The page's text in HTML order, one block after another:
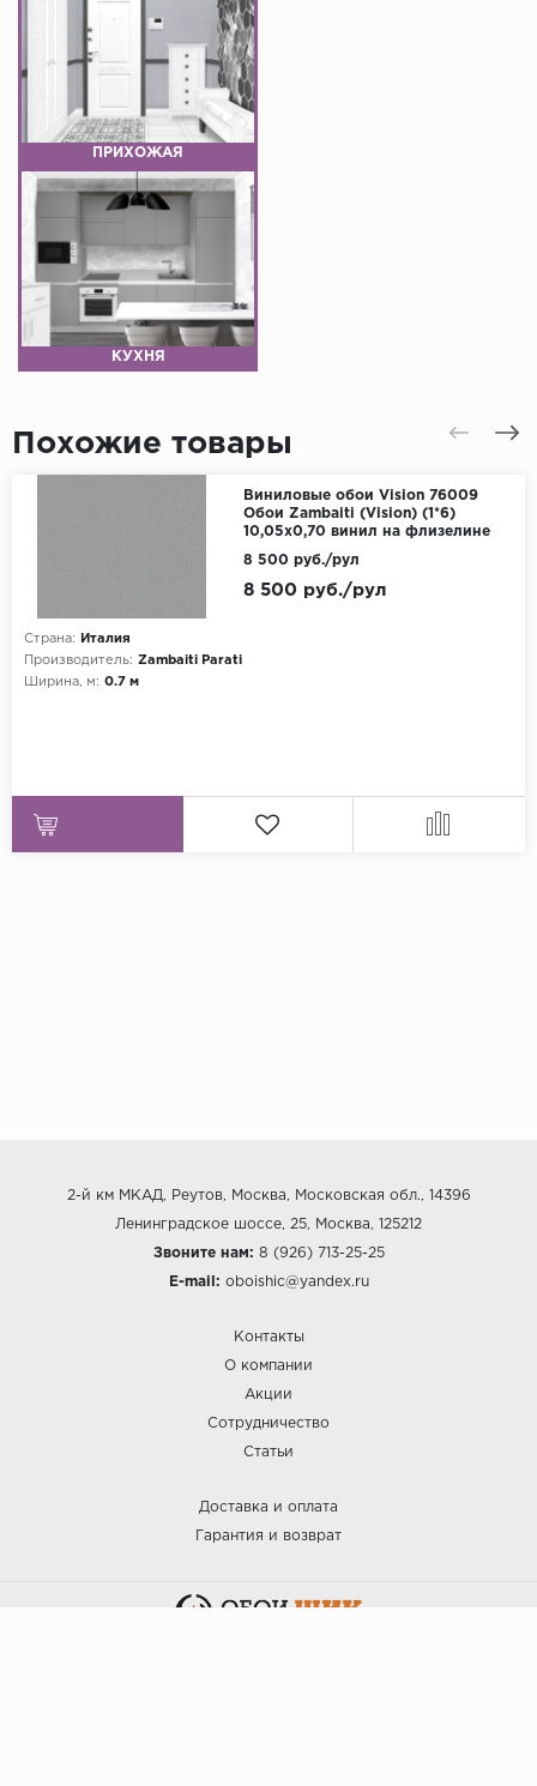
ПРИХОЖАЯ
КУХНЯ
Похожие товары
Виниловые обои Vision 76009
Обои Zambaiti (Vision) (1*6)
10,05x0,70 винил на флизелине
Страна:
Италия
Производитель: Zambaiti Parati
Ширина, м: 0.7 м
8 500 руб./рул
8 500 руб./рул
2-й км МКАД, Реутов, Москва, Московская обл., 14396
Ленинградское шоссе, 25, Москва, 125212
Звоните нам: 8 (926) 713-25-25
E-mail: oboishic@yandex.ru
Контакты
О компании
Акции
Сотрудничество
Статьи
Доставка и оплата
Гарантия и возврат